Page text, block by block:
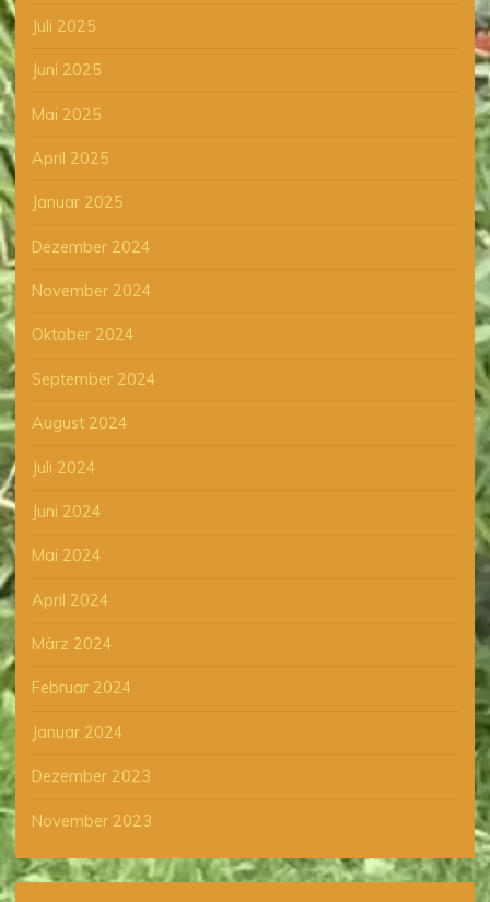
Juli 2025
Juni 2025
Mai 2025
April 2025
Januar 2025
Dezember 2024
November 2024
Oktober 2024
September 2024
August 2024
Juli 2024
Juni 2024
Mai 2024
April 2024
März 2024
Februar 2024
Januar 2024
Dezember 2023
November 2023